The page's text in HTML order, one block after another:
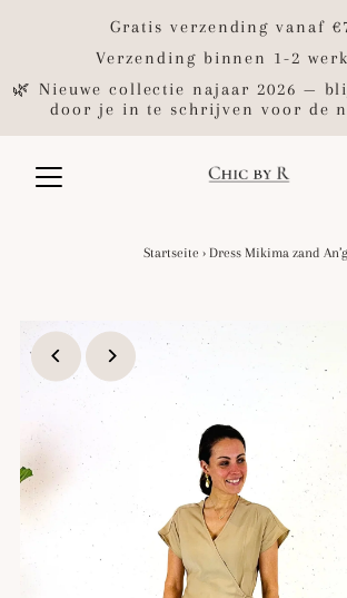
Gratis verzending vanaf
Verzending binnen 1-2
🌿 Nieuwe collectie najaar 2026 —
door je in te schrijven voor de
Startseite › Dress Mikima zand